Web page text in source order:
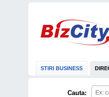
STIRI BUSINESS
Cauta: